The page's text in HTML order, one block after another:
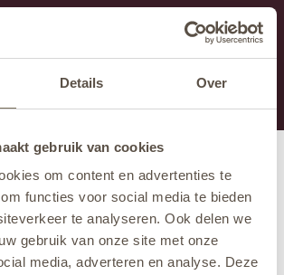
Details Over
gebruik van cookies
om content en advertenties te
functies voor social media te bieden
te analyseren. Ook delen we
gebruik van onze site met onze
media, adverteren en analyse. Deze
actuellement en maintenance.
des informations, vous pouvez nous
413 395 295 ou nous envoyer un e-